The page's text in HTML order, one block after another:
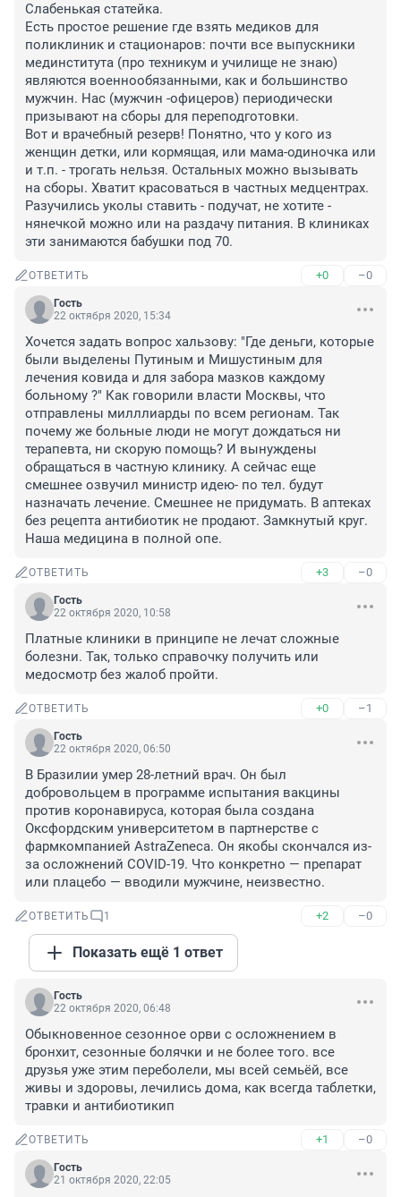
Слабенькая статейка.
Есть простое решение где взять медиков для
поликлиник и стационаров: почти все выпускники
мединститута (про техникум и училище не знаю)
являются военнообязанными, как и большинство
мужчин. Нас (мужчин -офицеров) периодически
призывают на сборы для переподготовки.
Вот и врачебный резерв! Понятно, что у кого из
женщин детки, или кормящая, или мама-одиночка или
и т.п. - трогать нельзя. Остальных можно вызывать
на сборы. Хватит красоваться в частных медцентрах.
Разучились уколы ставить - подучат, не хотите -
нянечкой можно или на раздачу питания. В клиниках
эти занимаются бабушки под 70.
ОТВЕТИТЬ +0 –0
Гость
22 октября 2020, 15:34
Хочется задать вопрос хальзову: "Где деньги, которые
были выделены Путиным и Мишустиным для
лечения ковида и для забора мазков каждому
больному ?" Как говорили власти Москвы, что
отправлены милллиарды по всем регионам. Так
почему же больные люди не могут дождаться ни
терапевта, ни скорую помощь? И вынуждены
обращаться в частную клинику. А сейчас еще
смешнее озвучил министр идею- по тел. будут
назначать лечение. Смешнее не придумать. В аптеках
без рецепта антибиотик не продают. Замкнутый круг.
Наша медицина в полной опе.
ОТВЕТИТЬ +3 –0
Гость
22 октября 2020, 10:58
Платные клиники в принципе не лечат сложные
болезни. Так, только справочку получить или
медосмотр без жалоб пройти.
ОТВЕТИТЬ +0 –1
Гость
22 октября 2020, 06:50
В Бразилии умер 28-летний врач. Он был
добровольцем в программе испытания вакцины
против коронавируса, которая была создана
Оксфордским университетом в партнерстве с
фармкомпанией AstraZeneca. Он якобы скончался из-
за осложнений COVID-19. Что конкретно — препарат
или плацебо — вводили мужчине, неизвестно.
ОТВЕТИТЬ 1 +2 –0
Показать ещё 1 ответ
Гость
22 октября 2020, 06:48
Обыкновенное сезонное орви с осложнением в
бронхит, сезонные болячки и не более того. все
друзья уже этим переболели, мы всей семьёй, все
живы и здоровы, лечились дома, как всегда таблетки,
травки и антибиотикип
ОТВЕТИТЬ +1 –0
Гость
21 октября 2020, 22:05